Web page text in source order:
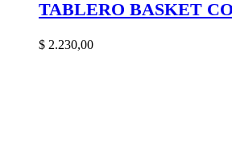
TABLERO BASKET
$ 2.230,00